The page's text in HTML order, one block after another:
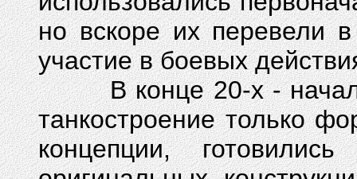
но вскоре их перевели
участие в боевых
В конце 20-х - начале
танкостроение только
концепции,